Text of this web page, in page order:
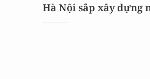
Hà Nội sắp xây dựng